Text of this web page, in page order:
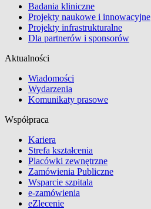
Badania kliniczne
Projekty naukowe i innowacyjne
Projekty infrastrukturalne
Dla partnerów i sponsorów
Aktualności
Wiadomości
Wydarzenia
Komunikaty prasowe
Współpraca
Kariera
Strefa kształcenia
Placówki zewnętrzne
Zamówienia Publiczne
Wsparcie szpitala
e-zamówienia
eZlecenie